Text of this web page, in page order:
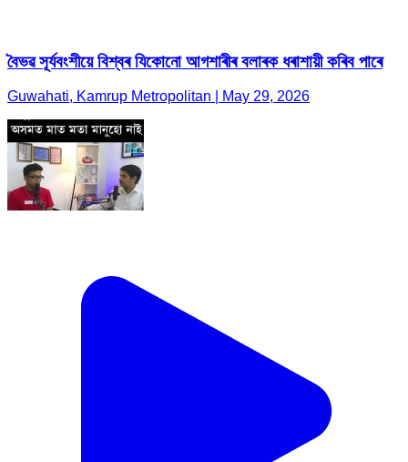
বৈভৱ সূৰ্যবংশীয়ে বিশ্বৰ যিকোনো আগশাৰীৰ বলাৰক ধৰাশায়ী কৰিব পাৰে
Guwahati, Kamrup Metropolitan | May 29, 2026